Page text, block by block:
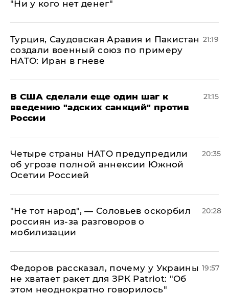
"Ни у кого нет денег"
Турция, Саудовская Аравия и Пакистан
создали военный союз по примеру
НАТО: Иран в гневе
21:19
В США сделали еще один шаг к
введению "адских санкций" против
России
21:15
Четыре страны НАТО предупредили
об угрозе полной аннексии Южной
Осетии Россией
20:35
​"Не тот народ", — Соловьев оскорбил
россиян из-за разговоров о
мобилизации
20:28
Федоров рассказал, почему у Украины
не хватает ракет для ЗРК Patriot: "Об
этом неоднократно говорилось"
19:57